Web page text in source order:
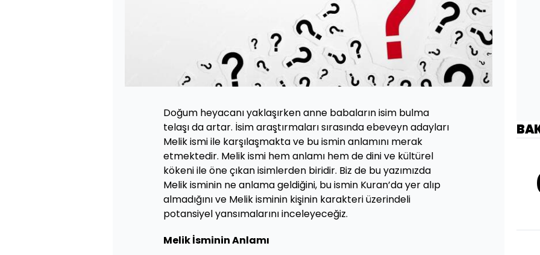
Doğum heyacanı yaklaşırken anne babaların isim bulma
telaşı da artar. İsim araştırmaları sırasında ebeveyn adayları
Melik ismi ile karşılaşmakta ve bu ismin anlamını merak
etmektedir. Melik ismi hem anlamı hem de dini ve kültürel
kökeni ile öne çıkan isimlerden biridir. Biz de bu yazımızda
Melik isminin ne anlama geldiğini, bu ismin Kuran’da yer alıp
almadığını ve Melik isminin kişinin karakteri üzerindeli
potansiyel yansımalarını inceleyeceğiz.
Melik İsminin Anlamı